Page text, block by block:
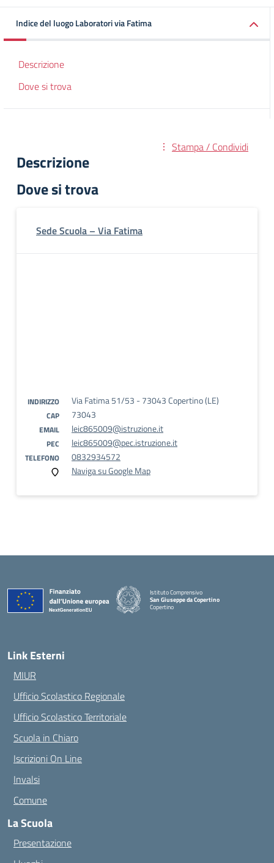
Indice del luogo Laboratori via Fatima
Descrizione
Dove si trova
Stampa / Condividi
Descrizione
Dove si trova
Sede Scuola – Via Fatima
INDIRIZZO Via Fatima 51/53 - 73043 Copertino (LE)
CAP 73043
EMAIL leic865009@istruzione.it
PEC leic865009@pec.istruzione.it
TELEFONO
0832934572
Naviga su Google Map
Istituto Comprensivo
San Giuseppe da Copertino
Copertino
— Visita la pagina iniziale della scuola
Link Esterni
MIUR
Ufficio Scolastico Regionale
Ufficio Scolastico Territoriale
Scuola in Chiaro
Iscrizioni On Line
Invalsi
Comune
La Scuola
Presentazione